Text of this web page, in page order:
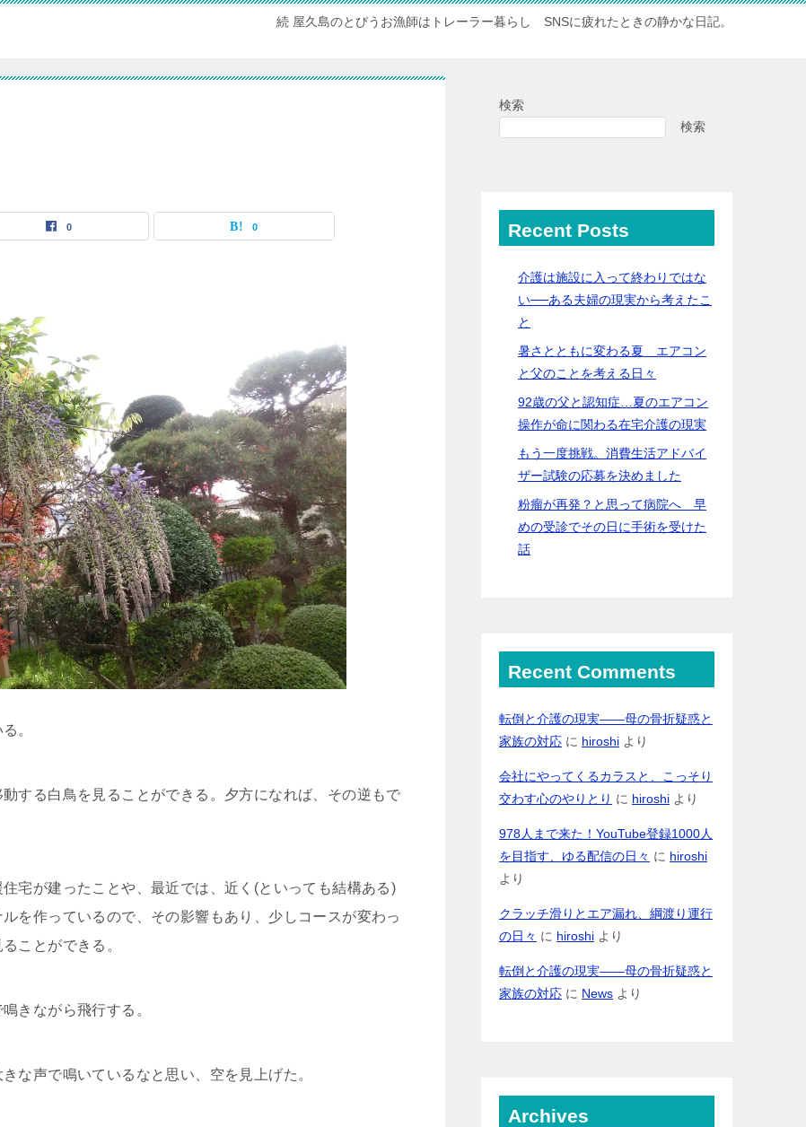
続 屋久島のとびうお漁師はトレーラー暮らし SNSに疲れたときの静かな日記。
0 0
。
する白鳥を見ることができる。夕方になれば、その逆もで
宅が建ったことや、最近では、近く(といっても結構ある)
を作っているので、その影響もあり、少しコースが変わっ
ことができる。
きながら飛行する。
な声で鳴いているなと思い、空を見上げた。
検索
検索
Recent Posts
介護は施設に入って終わりではな
い──ある夫婦の現実から考えたこ
と
暑さとともに変わる夏 エアコン
と父のことを考える日々
92歳の父と認知症…夏のエアコン
操作が命に関わる在宅介護の現実
もう一度挑戦。消費生活アドバイ
ザー試験の応募を決めました
粉瘤が再発？と思って病院へ 早
めの受診でその日に手術を受けた
話
Recent Comments
転倒と介護の現実――母の骨折疑惑と
家族の対応 に hiroshi より
会社にやってくるカラスと、こっそり
交わす心のやりとり に hiroshi より
978人まで来た！YouTube登録1000人
を目指す、ゆる配信の日々 に hiroshi
より
クラッチ滑りとエア漏れ、綱渡り運行
の日々 に hiroshi より
転倒と介護の現実――母の骨折疑惑と
家族の対応 に News より
Archives